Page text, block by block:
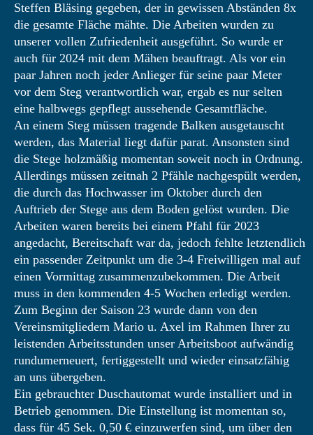
Steffen Bläsing gegeben, der in gewissen Abständen 8x
die gesamte Fläche mähte. Die Arbeiten wurden zu
unserer vollen Zufriedenheit ausgeführt. So wurde er
auch für 2024 mit dem Mähen beauftragt. Als vor ein
paar Jahren noch jeder Anlieger für seine paar Meter
vor dem Steg verantwortlich war, ergab es nur selten
eine halbwegs gepflegt aussehende Gesamtfläche.
An einem Steg müssen tragende Balken ausgetauscht
werden, das Material liegt dafür parat. Ansonsten sind
die Stege holzmäßig momentan soweit noch in Ordnung.
Allerdings müssen zeitnah 2 Pfähle nachgespült werden,
die durch das Hochwasser im Oktober durch den
Auftrieb der Stege aus dem Boden gelöst wurden. Die
Arbeiten waren bereits bei einem Pfahl für 2023
angedacht, Bereitschaft war da, jedoch fehlte letztendlich
ein passender Zeitpunkt um die 3-4 Freiwilligen mal auf
einen Vormittag zusammenzubekommen. Die Arbeit
muss in den kommenden 4-5 Wochen erledigt werden.
Zum Beginn der Saison 23 wurde dann von den
Vereinsmitgliedern Mario u. Axel im Rahmen Ihrer zu
leistenden Arbeitsstunden unser Arbeitsboot aufwändig
rundumerneuert, fertiggestellt und wieder einsatzfähig
an uns übergeben.
Ein gebrauchter Duschautomat wurde installiert und in
Betrieb genommen. Die Einstellung ist momentan so,
dass für 45 Sek. 0,50 € einzuwerfen sind, um über den